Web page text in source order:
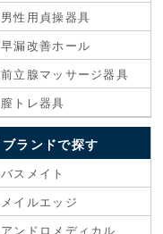
男性用貞操器具
早漏改善ホール
前立腺マッサージ器具
膣トレ器具
ブランドで探す
バスメイト
メイルエッジ
アンドロメディカル